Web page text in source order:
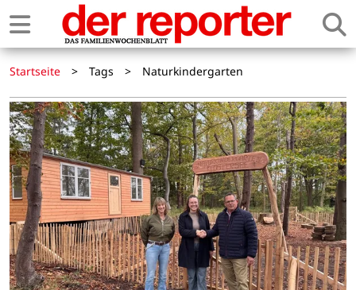
Startseite > Tags > Naturkindergarten